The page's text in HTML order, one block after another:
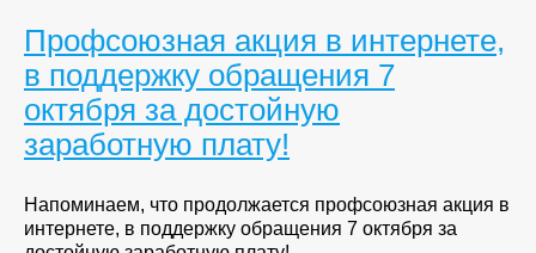
Профсоюзная акция в интернете,
в поддержку обращения 7
октября за достойную
заработную плату!
Напоминаем, что продолжается профсоюзная акция в
интернете, в поддержку обращения 7 октября за